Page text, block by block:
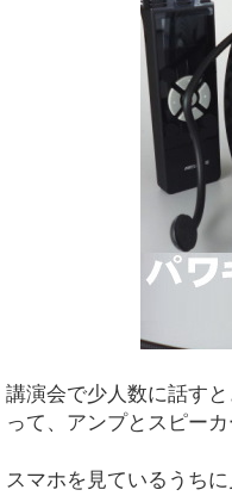
講演会で少人数に話す
って、アンプとスピー
スマホを見ているうち